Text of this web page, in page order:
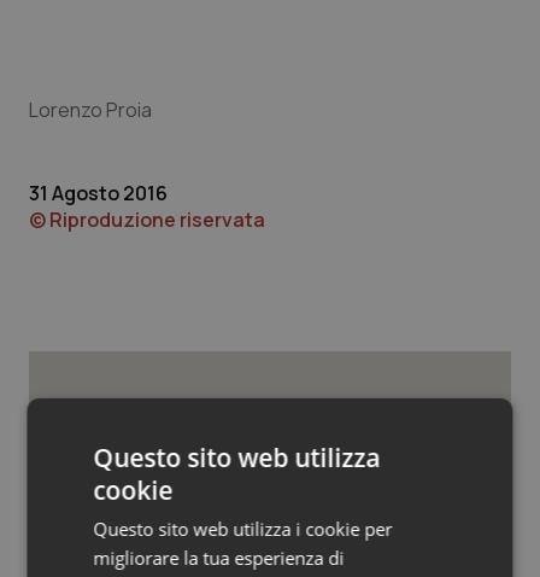
Veneto
Oncoematologia
Psoriasi & pelle
Quotidiano Chirurgia
Quotidiano Pediatria
Rene & patologie urogenitali
Lorenzo Proia
31 Agosto 2016
© Riproduzione riservata
Governo e Parlamento
Decreto PA. Un commissario per
smaltire le scorte Covid, le liste
Questo sito web utilizza
cookie
Questo sito web utilizza i cookie per
migliorare la tua esperienza di